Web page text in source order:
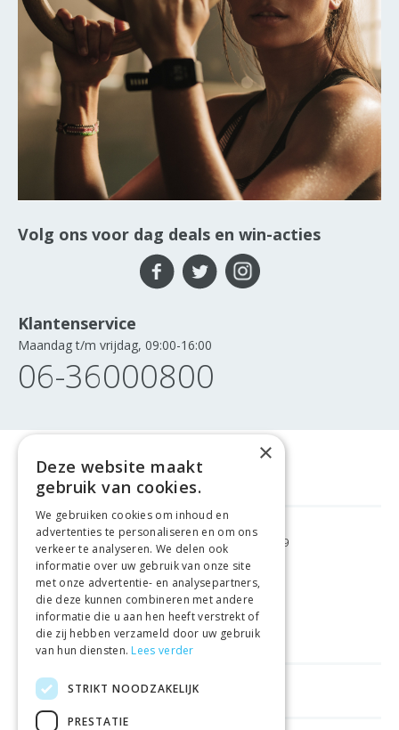
Volg ons voor dag deals en win-acties
Klantenservice
Maandag t/m vrijdag, 09:00-16:00
06-36000800
GRATIS VERZENDING VANAF €99
GEMAKKELIJKRETOURNEREN
LAAGSTEPRIJSGARANTIE
HANDIGE LINKS
×
Deze website maakt
gebruik van cookies.
We gebruiken cookies om inhoud en
advertenties te personaliseren en om ons
verkeer te analyseren. We delen ook
informatie over uw gebruik van onze site
met onze advertentie- en analysepartners,
die deze kunnen combineren met andere
informatie die u aan hen heeft verstrekt of
die zij hebben verzameld door uw gebruik
van hun diensten. Lees verder
STRIKT NOODZAKELIJK
PRESTATIE